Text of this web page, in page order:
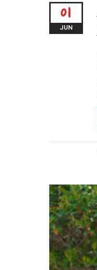
01
JUN